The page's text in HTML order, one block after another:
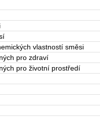
vlastností směsi
pro zdraví
pro životní prostředí